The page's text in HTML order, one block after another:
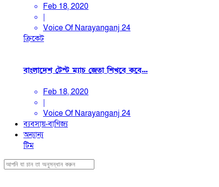
Feb 18, 2020
|
Voice Of Narayanganj 24
ক্রিকেট
বাংলাদেশ টেস্ট ম্যাচ জেতা শিখবে কবে...
Feb 18, 2020
|
Voice Of Narayanganj 24
ব্যবসায়-বাণিজ্য
অন্যান্য
টিম